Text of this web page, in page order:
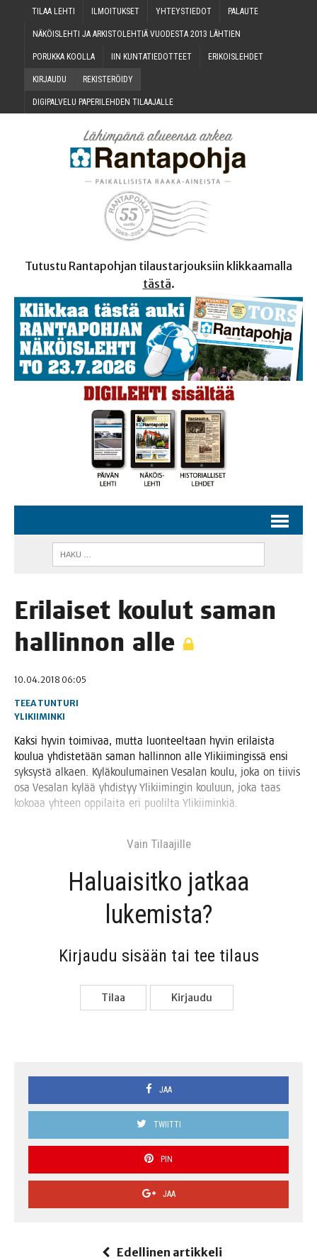
TILAA LEH­TI ILMOI­TUK­SET YHTEYS­TIE­DOT PALAU­TE
NÄKÖIS­LEH­TI JA ARKIS­TO­LEH­TIÄ VUO­DES­TA 2013 LÄHTIEN
PORUK­KA KOOLLA IIN KUN­TA­TIE­DOT­TEET ERI­KOIS­LEH­DET
KIR­JAU­DU REKIS­TE­RÖI­DY
DIGI­PAL­VE­LU PAPE­RI­LEH­DEN TILAAJALLE
Tutustu Rantapohjan tilaustarjouksiin klikkaamalla
tästä.
Eri­lai­set kou­lut saman
hal­lin­non alle
10.04.2018 06:05
TEEA TUNTURI
YLIKIIMINKI
Kak­si hyvin toi­mi­vaa, mut­ta luon­teel­taan hyvin eri­lais­ta
kou­lua yhdis­te­tään saman hal­lin­non alle Yli­kii­min­gis­sä ensi
syk­sys­tä alkaen. Kylä­kou­lu­mai­nen Vesa­lan kou­lu, joka on tii­vis
osa Vesa­lan kylää yhdis­tyy Yli­kii­min­gin kou­luun, joka taas
koko­aa yhteen oppi­lai­ta eri puo­lil­ta Ylikiiminkiä.
Vain Tilaa­jil­le
Haluai­sit­ko jat­kaa
lukemista?
Kir­jau­du sisään tai tee tilaus
Tilaa Kir­jau­du
JAA
TWIITTI
PIN
JAA
Edellinen artikkeli